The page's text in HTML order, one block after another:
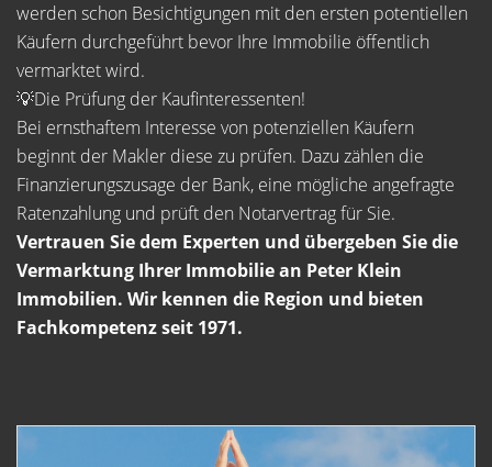
werden schon Besichtigungen mit den ersten potentiellen
Käufern durchgeführt bevor Ihre Immobilie öffentlich
vermarktet wird.
💡Die Prüfung der Kaufinteressenten!
Bei ernsthaftem Interesse von potenziellen Käufern
beginnt der Makler diese zu prüfen. Dazu zählen die
Finanzierungszusage der Bank, eine mögliche angefragte
Ratenzahlung und prüft den Notarvertrag für Sie.
Vertrauen Sie dem Experten und übergeben Sie die
Vermarktung Ihrer Immobilie an Peter Klein
Immobilien. Wir kennen die Region und bieten
Fachkompetenz seit 1971.